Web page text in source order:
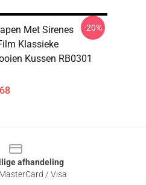
Met Sirenes
Klassieke
Kussen RB0301
-20%
afhandeling
/ Visa